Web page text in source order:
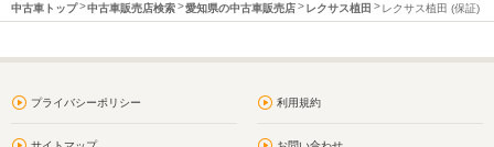
中古車トップ 中古車販売店検索 愛知県の中古車販売店 レクサス植田 レクサス植田 (保証)
プライバシーポリシー 利用規約